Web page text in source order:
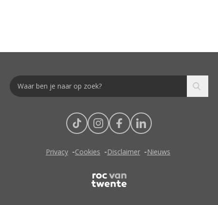
Privacy Cookies Disclaimer Nieuws